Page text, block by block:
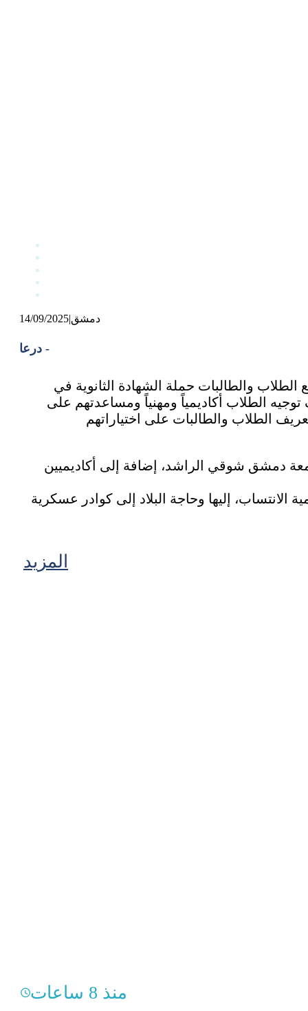
14/09/2025|دمشق
درعا -
والطالبات حملة الشهادة الثانوية في
الطلاب أكاديمياً ومهنياً ومساعدتهم على
الطلاب والطالبات على اختياراتهم
دمشق شوقي الراشد، إضافة إلى أكاديميين
إليها وحاجة البلاد إلى كوادر عسكرية
المزيد
منذ 8 ساعات